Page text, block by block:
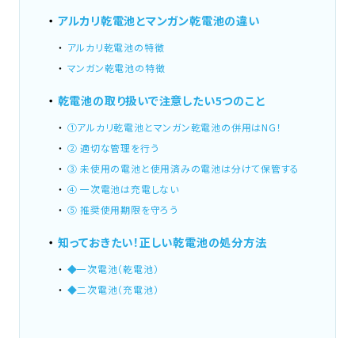
アルカリ乾電池とマンガン乾電池の違い
アルカリ乾電池の特徴
マンガン乾電池の特徴
乾電池の取り扱いで注意したい5つのこと
①アルカリ乾電池とマンガン乾電池の併用はNG！
② 適切な管理を行う
③ 未使用の電池と使用済みの電池は分けて保管する
④ 一次電池は充電しない
⑤ 推奨使用期限を守ろう
知っておきたい！正しい乾電池の処分方法
◆一次電池（乾電池）
◆二次電池（充電池）